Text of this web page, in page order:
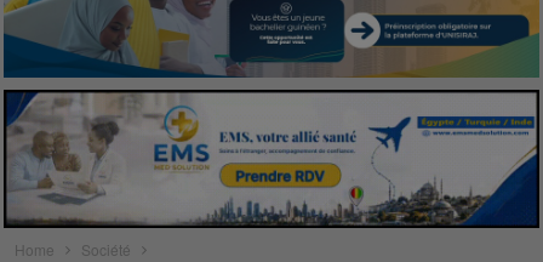
Home Société